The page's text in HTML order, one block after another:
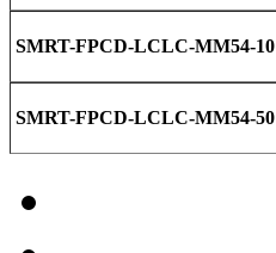
SMRT-FPCD-LCLC-MM54-10
SMRT-FPCD-LCLC-MM54-50